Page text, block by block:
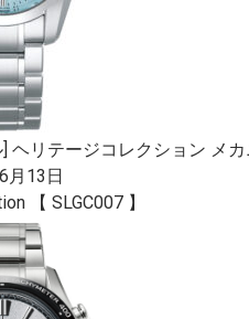
ヘリテージコレクション メ
月13日
【 SLGC007 】